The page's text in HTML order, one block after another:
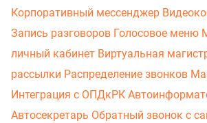
Корпоративный мессенджер
Запись разговоров Голосовое меню
личный кабинет Виртуальная
рассылки Распределение звонков
Интеграция с ОПДкРК
Автосекретарь Обратный звонок с